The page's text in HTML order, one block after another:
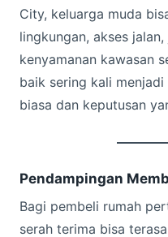
City, keluarga muda
lingkungan, akses
kenyamanan kawasan
baik sering kali
biasa dan keputusan
Pendampingan
Bagi pembeli rumah
serah terima bisa